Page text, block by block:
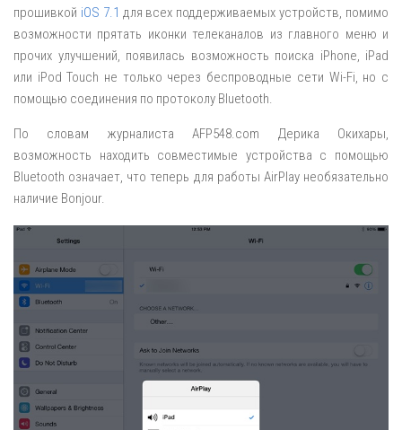
прошивкой iOS 7.1 для всех поддерживаемых устройств, помимо
возможности прятать иконки телеканалов из главного меню и
прочих улучшений, появилась возможность поиска iPhone, iPad
или iPod Touch не только через беспроводные сети Wi-Fi, но с
помощью соединения по протоколу Bluetooth.
По словам журналиста AFP548.com Дерика Окихары,
возможность находить совместимые устройства с помощью
Bluetooth означает, что теперь для работы AirPlay необязательно
наличие Bonjour.